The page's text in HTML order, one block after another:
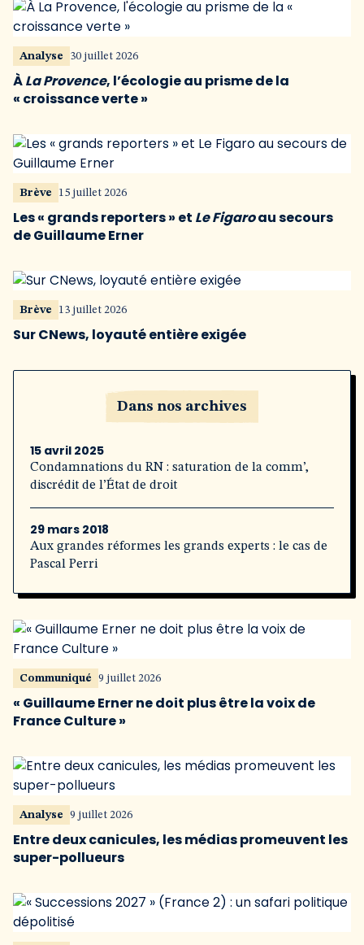
Analyse 30 juillet 2026
ÀLa Provence, l’écologie au prisme de la
« croissance verte »
Brève 15 juillet 2026
Les « grands reporters » et Le Figaroau secours
de Guillaume Erner
Brève 13 juillet 2026
Sur CNews, loyauté entière exigée
Dans nos archives
15 avril 2025
Condamnations du RN : saturation de la comm’,
discrédit de l’État de droit
29 mars 2018
Aux grandes réformes les grands experts : le cas de
Pascal Perri
Communiqué 9 juillet 2026
« Guillaume Erner ne doit plus être la voix de
France Culture »
Analyse 9 juillet 2026
Entre deux canicules, les médias promeuvent les
super-pollueurs